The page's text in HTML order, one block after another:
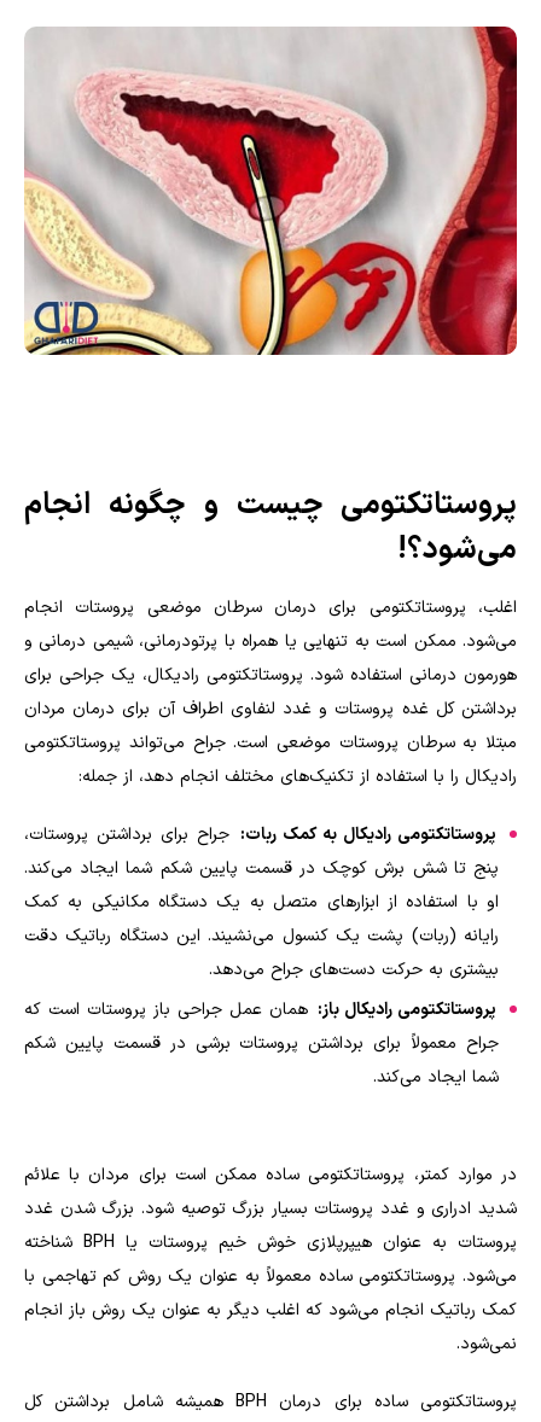
پروستاتکتومی چیست و چگونه انجام
می‌شود؟!
اغلب، پروستاتکتومی برای درمان سرطان موضعی پروستات انجام
می‌شود. ممکن است به تنهایی یا همراه با پرتودرمانی، شیمی درمانی و
هورمون درمانی استفاده شود. پروستاتکتومی رادیکال، یک جراحی برای
برداشتن کل غده پروستات و غدد لنفاوی اطراف آن برای درمان مردان
مبتلا به سرطان پروستات موضعی است. جراح می‌تواند پروستاتکتومی
رادیکال را با استفاده از تکنیک‌های مختلف انجام دهد، از جمله:
پروستاتکتومی رادیکال به کمک ربات: جراح برای برداشتن پروستات،
پنج تا شش برش کوچک در قسمت پایین شکم شما ایجاد می‌کند.
او با استفاده از ابزارهای متصل به یک دستگاه مکانیکی به کمک
رایانه (ربات) پشت یک کنسول می‌نشیند. این دستگاه رباتیک دقت
بیشتری به حرکت دست‌های جراح می‌دهد.
پروستاتکتومی رادیکال باز: همان عمل جراحی باز پروستات است که
جراح معمولاً برای برداشتن پروستات برشی در قسمت پایین شکم
شما ایجاد می‌کند.
در موارد کمتر، پروستاتکتومی ساده ممکن است برای مردان با علائم
شدید ادراری و غدد پروستات بسیار بزرگ توصیه شود. بزرگ شدن غدد
پروستات به عنوان هیپرپلازی خوش خیم پروستات یا BPH شناخته
می‌شود. پروستاتکتومی ساده معمولاً به عنوان یک روش کم تهاجمی با
کمک رباتیک انجام می‌شود که اغلب دیگر به عنوان یک روش باز انجام
نمی‌شود.
پروستاتکتومی ساده برای درمان BPH همیشه شامل برداشتن کل